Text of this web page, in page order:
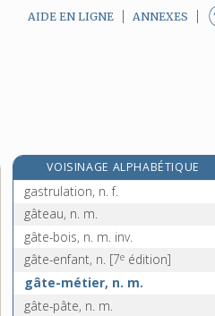
AIDE EN LIGNE ANNEXES
VOISINAGE ALPHABÉTIQUE
gastrula, n. f.
gastrulation, n. f.
gâteau, n. m.
gâte-bois, n. m. inv.
gâte-enfant, n. [7e édition]
gâte-métier, n. m.
gâte-pâte, n. m.